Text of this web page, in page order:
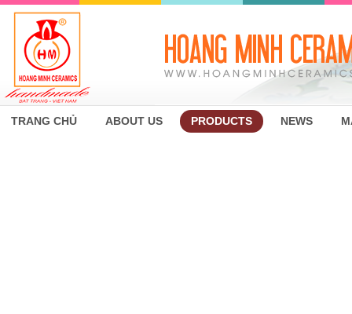
TRANG CHỦ ABOUT US PRODUCTS NEWS